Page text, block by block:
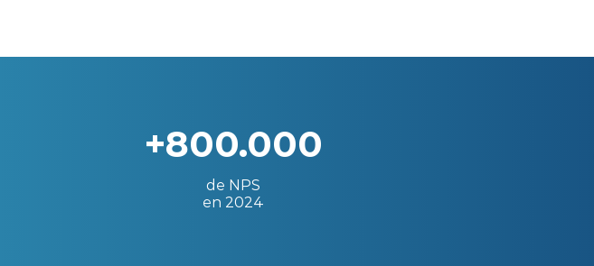
+800.000
de NPS
en 2024